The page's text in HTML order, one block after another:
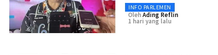
INFO PARLEMEN
OlehAding Reflin
1 hari yang lalu